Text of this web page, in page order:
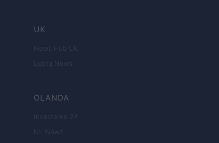
UK
News Hub UK
Lgbtq News
OLANDA
Investeren 24
NL Newz